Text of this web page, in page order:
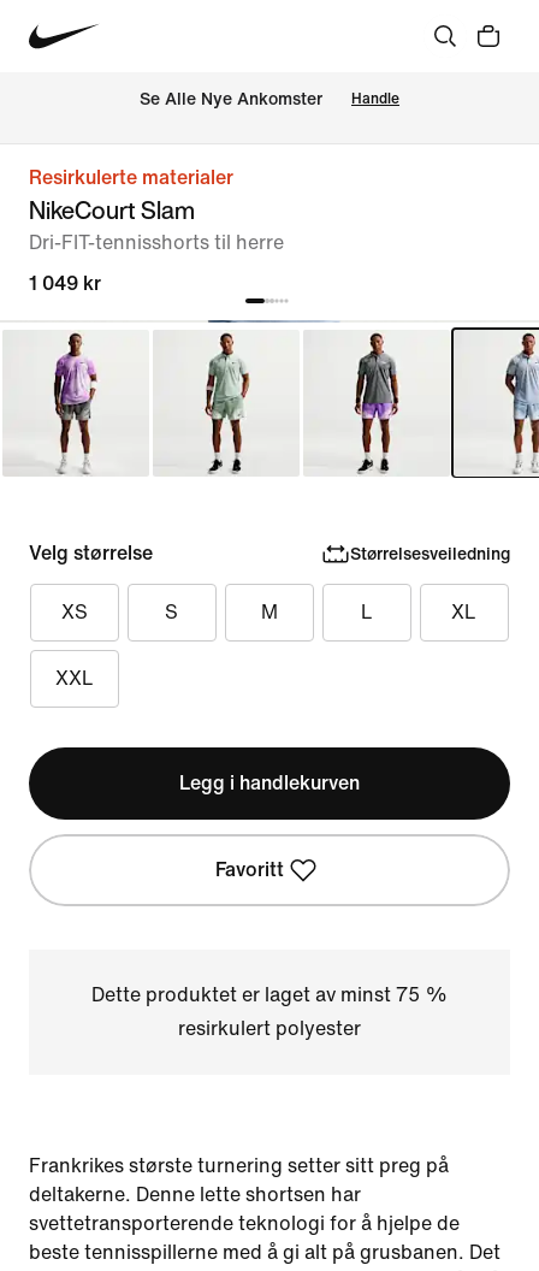
Se Alle Nye Ankomster Handle
Resirkulerte materialer
NikeCourt Slam
Dri-FIT-tennisshorts til herre
1 049 kr
Velg størrelse Størrelsesveiledning
XS S M L XL
XXL
Legg i handlekurven
Favoritt
Dette produktet er laget av minst 75 %
resirkulert polyester
Frankrikes største turnering setter sitt preg på
deltakerne. Denne lette shortsen har
svettetransporterende teknologi for å hjelpe de
beste tennisspillerne med å gi alt på grusbanen. Det